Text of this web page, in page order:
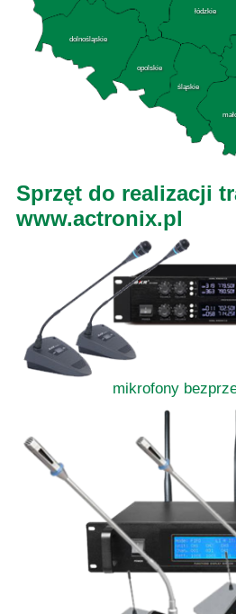
dolnośląskie
łódzkie
opolskie
śląskie
Sprzęt do realizacji
www.actronix.pl
mikrofony